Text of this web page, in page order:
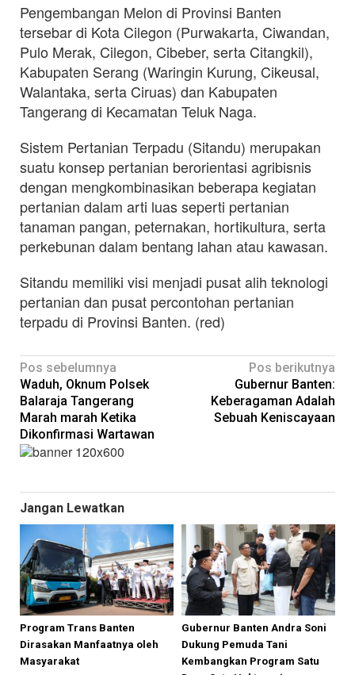
Pengembangan Melon di Provinsi Banten
tersebar di Kota Cilegon (Purwakarta, Ciwandan,
Pulo Merak, Cilegon, Cibeber, serta Citangkil),
Kabupaten Serang (Waringin Kurung, Cikeusal,
Walantaka, serta Ciruas) dan Kabupaten
Tangerang di Kecamatan Teluk Naga.
Sistem Pertanian Terpadu (Sitandu) merupakan
suatu konsep pertanian berorientasi agribisnis
dengan mengkombinasikan beberapa kegiatan
pertanian dalam arti luas seperti pertanian
tanaman pangan, peternakan, hortikultura, serta
perkebunan dalam bentang lahan atau kawasan.
Sitandu memiliki visi menjadi pusat alih teknologi
pertanian dan pusat percontohan pertanian
terpadu di Provinsi Banten. (red)
Navigasi
pos
Pos sebelumnya
Waduh, Oknum Polsek
Balaraja Tangerang
Marah marah Ketika
Dikonfirmasi Wartawan
Pos berikutnya
Gubernur Banten:
Keberagaman Adalah
Sebuah Keniscayaan
Jangan Lewatkan
Program Trans Banten
Dirasakan Manfaatnya oleh
Masyarakat
Gubernur Banten Andra Soni
Dukung Pemuda Tani
Kembangkan Program Satu